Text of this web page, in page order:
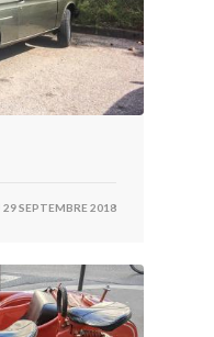
29 SEPTEMBRE 2018